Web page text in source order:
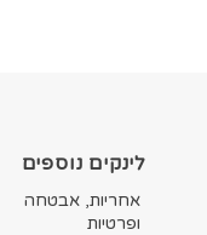
לינקים נוספים
אחריות, אבטחה
ופרטיות